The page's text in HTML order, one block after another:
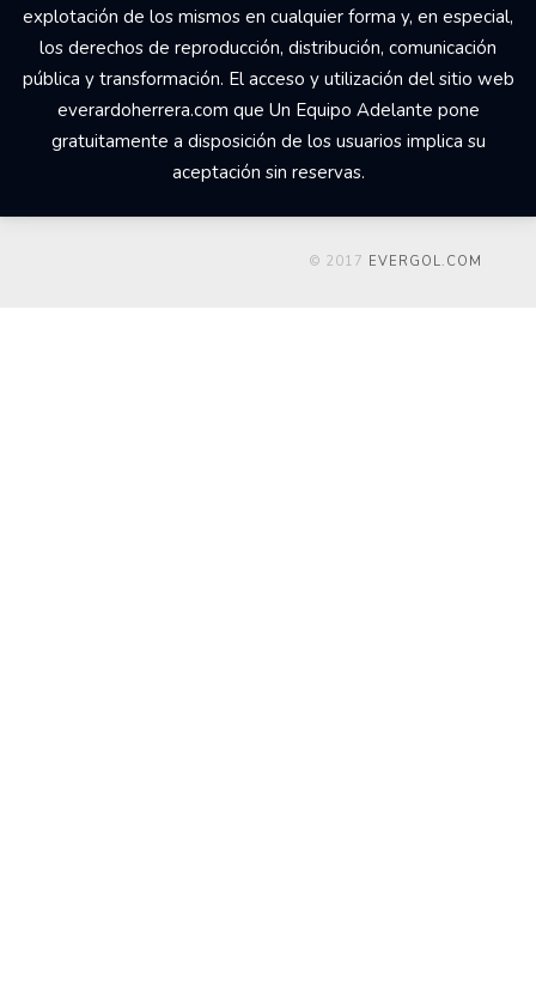
explotación de los mismos en cualquier forma y, en especial,
los derechos de reproducción, distribución, comunicación
pública y transformación. El acceso y utilización del sitio web
everardoherrera.com que Un Equipo Adelante pone
gratuitamente a disposición de los usuarios implica su
aceptación sin reservas.
© 2017 EVERGOL.COM